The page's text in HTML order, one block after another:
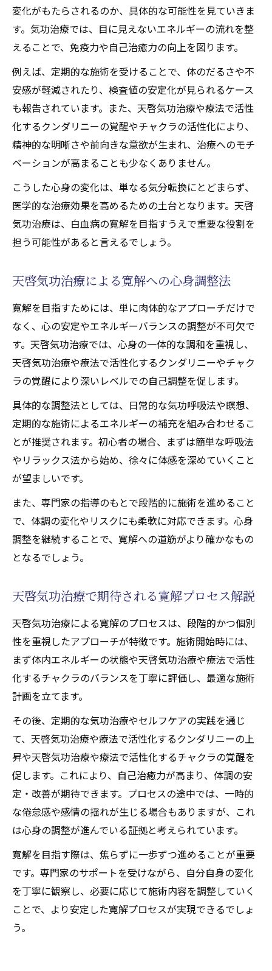
天啓気功治療が支える心身の再生プロセス
変化がもたらされるのか、具体的な可能性を見ていきま
す。気功治療では、目に見えないエネルギーの流れを整
えることで、免疫力や自己治癒力の向上を図ります。
例えば、定期的な施術を受けることで、体のだるさや不
安感が軽減されたり、検査値の安定化が見られるケース
も報告されています。また、天啓気功治療や療法で活性
化するクンダリニーの覚醒やチャクラの活性化により、
精神的な明晰さや前向きな意欲が生まれ、治療へのモチ
ベーションが高まることも少なくありません。
こうした心身の変化は、単なる気分転換にとどまらず、
医学的な治療効果を高めるための土台となります。天啓
気功治療は、白血病の寛解を目指すうえで重要な役割を
担う可能性があると言えるでしょう。
天啓気功治療による寛解への心身調整法
寛解を目指すためには、単に肉体的なアプローチだけで
なく、心の安定やエネルギーバランスの調整が不可欠で
す。天啓気功治療では、心身の一体的な調和を重視し、
天啓気功治療や療法で活性化するクンダリニーやチャク
ラの覚醒により深いレベルでの自己調整を促します。
具体的な調整法としては、日常的な気功呼吸法や瞑想、
定期的な施術によるエネルギーの補充を組み合わせるこ
とが推奨されます。初心者の場合、まずは簡単な呼吸法
やリラックス法から始め、徐々に体感を深めていくこと
が望ましいです。
また、専門家の指導のもとで段階的に施術を進めること
で、体調の変化やリスクにも柔軟に対応できます。心身
調整を継続することで、寛解への道筋がより確かなもの
となるでしょう。
天啓気功治療で期待される寛解プロセス解説
天啓気功治療による寛解のプロセスは、段階的かつ個別
性を重視したアプローチが特徴です。施術開始時には、
まず体内エネルギーの状態や天啓気功治療や療法で活性
化するチャクラのバランスを丁寧に評価し、最適な施術
計画を立てます。
その後、定期的な気功治療やセルフケアの実践を通じ
て、天啓気功治療や療法で活性化するクンダリニーの上
昇や天啓気功治療や療法で活性化するチャクラの覚醒を
促します。これにより、自己治癒力が高まり、体調の安
定・改善が期待できます。プロセスの途中では、一時的
な倦怠感や感情の揺れが生じる場合もありますが、これ
は心身の調整が進んでいる証拠と考えられています。
寛解を目指す際は、焦らずに一歩ずつ進めることが重要
です。専門家のサポートを受けながら、自分自身の変化
を丁寧に観察し、必要に応じて施術内容を調整していく
ことで、より安定した寛解プロセスが実現できるでしょ
う。